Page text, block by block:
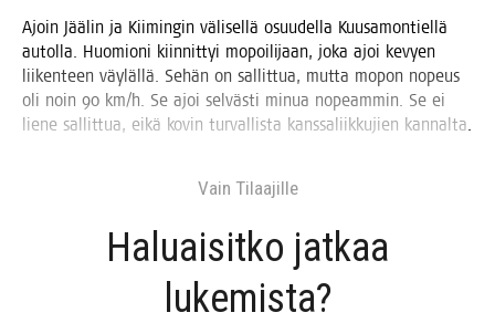
Ajoin Jää­lin ja Kii­min­gin väli­sel­lä osuu­del­la Kuusa­mon­tiel­lä
autol­la. Huo­mio­ni kiin­nit­tyi mopoi­li­jaan, joka ajoi kevyen
lii­ken­teen väy­läl­lä. Sehän on sal­lit­tua, mut­ta mopon nopeus
oli noin 90 km/h. Se ajoi sel­väs­ti minua nopeam­min. Se ei
lie­ne sal­lit­tua, eikä kovin tur­val­lis­ta kans­sa­liik­ku­jien kannalta.
Vain Tilaa­jil­le
Haluai­sit­ko jat­kaa
lukemista?